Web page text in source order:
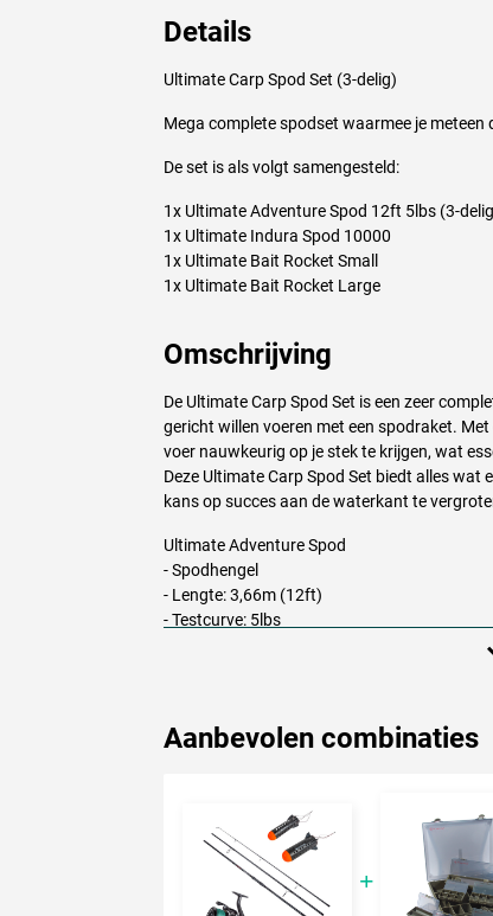
Details
Ultimate Carp Spod Set (3-delig)
Mega complete spodset waarmee je
De set is als volgt samengesteld:
1x Ultimate Adventure Spod 12ft 5lbs (3-
1x Ultimate Indura Spod 10000
1x Ultimate Bait Rocket Small
1x Ultimate Bait Rocket Large
Omschrijving
De Ultimate Carp Spod Set is een zeer
gericht willen voeren met een spodraket.
voer nauwkeurig op je stek te krijgen, wat
Deze Ultimate Carp Spod Set biedt alles
kans op succes aan de waterkant te
Ultimate Adventure Spod
- Spodhengel
- Lengte: 3,66m (12ft)
- Testcurve: 5lbs
- Hoogwaardige molenhouder en geleideogen
- Uitstekende werpeigenschappen
- Ideaal voor het werpen van grote spods en
- Ook geschikt voor het uitzetten van een
- Perfect voor het opbouwen van een goede
Aanbevolen combinaties